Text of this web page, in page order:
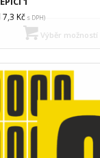
Kčs DPH)
Výběr možností